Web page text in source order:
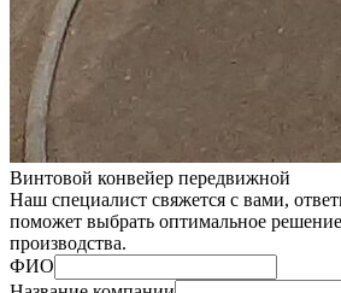
Винтовой конвейер передвижной
Наш специалист свяжется с вами,
поможет выбрать оптимальное
производства.
Телефон
почта
ФИО